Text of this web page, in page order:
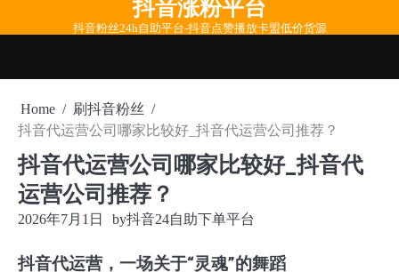
抖音涨粉平台
抖音粉丝24h自助平台-抖音点赞播放卡盟低价货源
Home
刷抖音粉丝
抖音代运营公司哪家比较好_抖音代运营公司推荐？
抖音代运营公司哪家比较好_抖音代
运营公司推荐？
2026年7月1日 by抖音24自助下单平台
抖音代运营，一场关于“灵魂”的舞蹈